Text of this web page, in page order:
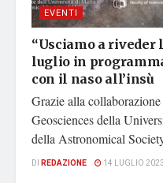
EVENTI
“Usciamo a riveder
luglio in
con il naso all’insù
Grazie alla
Geosciences della
della Astronomical
DI REDAZIONE 14 LUGLIO 2023